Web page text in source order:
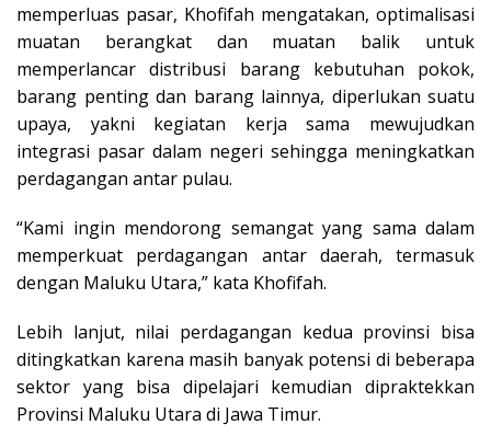
memperluas pasar, Khofifah mengatakan, optimalisasi
muatan berangkat dan muatan balik untuk
memperlancar distribusi barang kebutuhan pokok,
barang penting dan barang lainnya, diperlukan suatu
upaya, yakni kegiatan kerja sama mewujudkan
integrasi pasar dalam negeri sehingga meningkatkan
perdagangan antar pulau.
“Kami ingin mendorong semangat yang sama dalam
memperkuat perdagangan antar daerah, termasuk
dengan Maluku Utara,” kata Khofifah.
Lebih lanjut, nilai perdagangan kedua provinsi bisa
ditingkatkan karena masih banyak potensi di beberapa
sektor yang bisa dipelajari kemudian dipraktekkan
Provinsi Maluku Utara di Jawa Timur.